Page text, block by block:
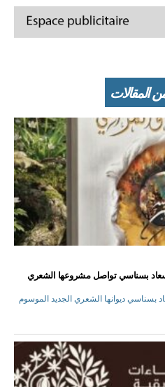
المقالات
سعاد بسناسي تواصل مشروعها الشعري
بسناسي ديوانها الشعري الجديد الموسوم